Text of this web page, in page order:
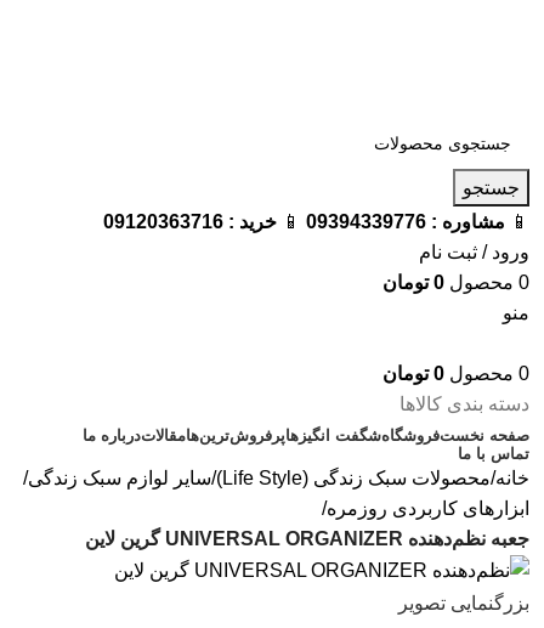
جستجو
📱 مشاوره : 09394339776
📱 خرید : 09120363716
ورود / ثبت نام
0 محصول 0 تومان
منو
0 محصول 0 تومان
دسته بندی کالاها
صفحه نخستفروشگاهشگفت انگیزهاپرفروش‌ترین‌هامقالاتدرباره ما
تماس با ما
خانه محصولات سبک زندگی (Life Style)
سایر لوازم سبک زندگی
ابزارهای کاربردی روزمره
جعبه نظم‌دهنده UNIVERSAL ORGANIZER گرین لاین
بزرگنمایی تصویر